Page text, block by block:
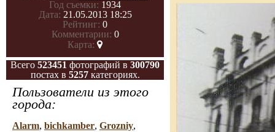
Год съемки: 1934
Дата: 21.05.2013 18:25
Рейтинг: 0
Комментарии: 0
Карта:
Всего 523451 фотографий в 300790
постах в 5257категориях.
Пользователи из этого
города:
Alarm, bichkamber, Grozniy,